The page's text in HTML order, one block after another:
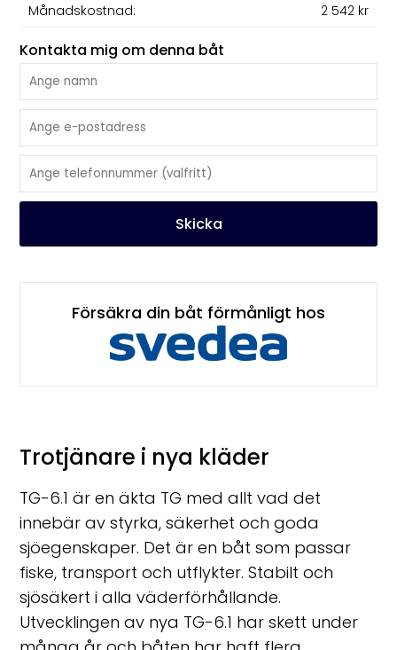
Månadskostnad:
2 542 kr
Kontakta mig om denna båt
Skicka
Försäkra din båt förmånligt hos
Trotjänare i nya kläder
TG-6.1 är en äkta TG med allt vad det
innebär av styrka, säkerhet och goda
sjöegenskaper. Det är en båt som passar
fiske, transport och utflykter. Stabilt och
sjösäkert i alla väderförhållande.
Utvecklingen av nya TG-6.1 har skett under